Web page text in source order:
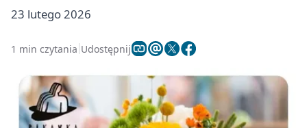
23 lutego 2026
1 min czytania Udostępnij